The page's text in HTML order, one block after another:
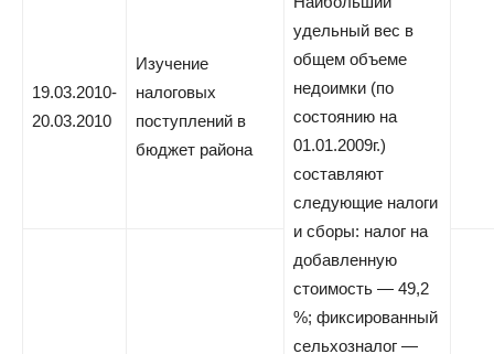
19.03.2010-
20.03.2010
Изучение
налоговых
поступлений в
бюджет района
удельный вес в
общем объеме
недоимки (по
состоянию на
01.01.2009г.)
составляют
следующие налоги
и сборы: налог на
добавленную
стоимость — 49,2
%; фиксированный
сельхозналог —